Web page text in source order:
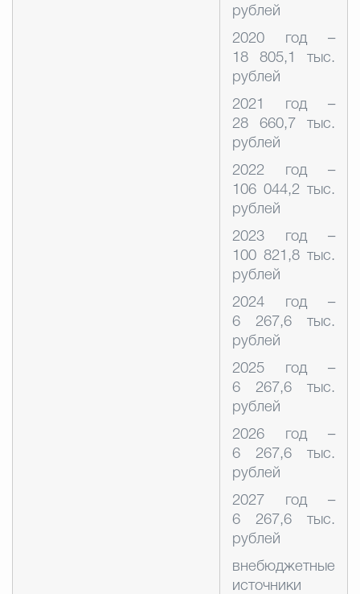
рублей
2020 год –
18 805,1 тыс.
рублей
2021 год –
28 660,7 тыс.
рублей
2022 год –
106 044,2 тыс.
рублей
2023 год –
100 821,8 тыс.
рублей
2024 год –
6 267,6 тыс.
рублей
2025 год –
6 267,6 тыс.
рублей
2026 год –
6 267,6 тыс.
рублей
2027 год –
6 267,6 тыс.
рублей
внебюджетные
источники